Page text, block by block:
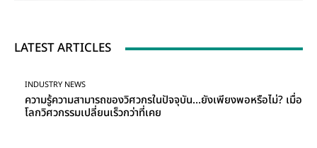
LATEST ARTICLES
INDUSTRY NEWS
ความรู้ความสามารถของวิศวกรในปัจจุบัน…ยังเพียงพอหรือไม่? เมื่อ
โลกวิศวกรรมเปลี่ยนเร็วกว่าที่เคย